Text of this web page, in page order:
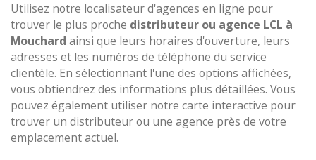
Utilisez notre localisateur d'agences en ligne pour
trouver le plus proche distributeur ou agence LCL à
Mouchard ainsi que leurs horaires d'ouverture, leurs
adresses et les numéros de téléphone du service
clientèle. En sélectionnant l'une des options affichées,
vous obtiendrez des informations plus détaillées. Vous
pouvez également utiliser notre carte interactive pour
trouver un distributeur ou une agence près de votre
emplacement actuel.